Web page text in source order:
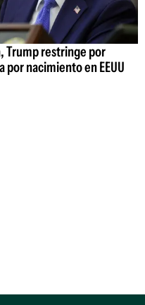
Trump restringe por
nacimiento en EEUU